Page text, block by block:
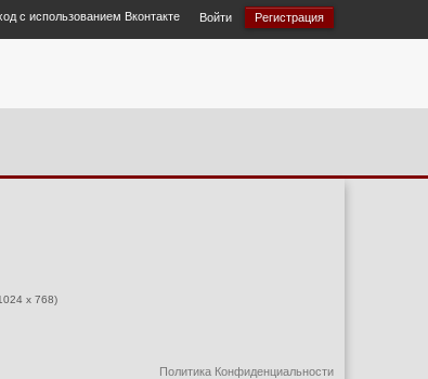
Войти Регистрация
x 768)
Политика Конфиденциальности